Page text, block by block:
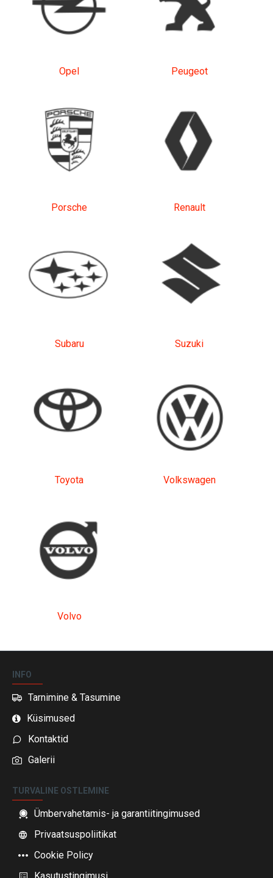
Opel Peugeot
Porsche Renault
Subaru Suzuki
Toyota Volkswagen
Volvo
INFO
Tarnimine & Tasumine
Küsimused
Kontaktid
Galerii
TURVALINE OSTLEMINE
Ümbervahetamis- ja garantiitingimused
Privaatsuspoliitikat
Cookie Policy